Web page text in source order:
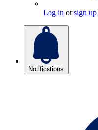
Log in orsign up
Notifications